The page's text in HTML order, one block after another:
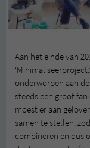
Aan het einde van
onderworpen aan
steeds een groot
moest er aan
samen te stellen,
combineren en dus